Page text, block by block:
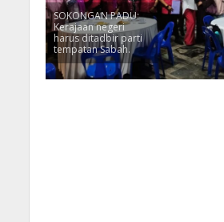
SOKONGAN PADU:
Kerajaan negeri
harus ditadbir parti
tempatan Sabah.